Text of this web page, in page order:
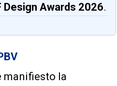
Design Awards 2026.
manifiesto la